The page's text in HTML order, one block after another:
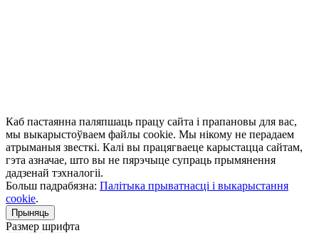
Каб пастаянна паляпшаць працу сайта і прапановы для вас,
мы выкарыстоўваем файлы cookie. Мы нікому не перадаем
атрыманыя звесткі. Калі вы працягваеце карыстацца сайтам,
гэта азначае, што вы не пярэчыце супраць прымянення
дадзенай тэхналогіі.
Больш падрабязна: Палітыка прыватнасці і выкарыстання
cookie.
Прыняць
Размер шрифта